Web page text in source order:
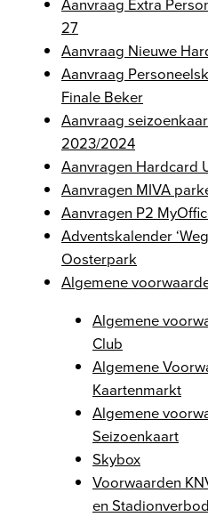
Aanvraag Extra
27
Aanvraag Nieuwe
Aanvraag
Finale Beker
Aanvraag
2023/2024
Aanvragen Hardcard
Aanvragen MIVA
Aanvragen P2
Adventskalender
Oosterpark
Algemene
Algemene
Club
Algemene
Kaartenmarkt
Algemene
Seizoenkaart
Skybox
Voorwaarden
en